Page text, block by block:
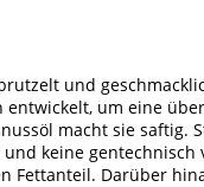
und
um eine
macht sie
keine
Fettanteil. Darüber